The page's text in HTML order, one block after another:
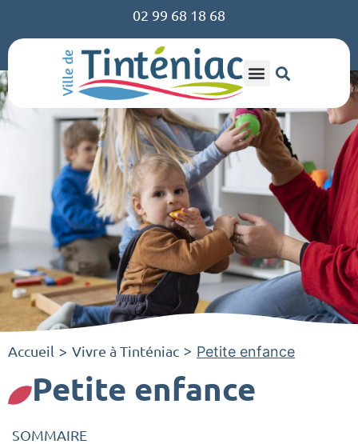
02 99 68 18 68
Accueil > Vivre à Tinténiac > Petite enfance
Petite enfance
SOMMAIRE